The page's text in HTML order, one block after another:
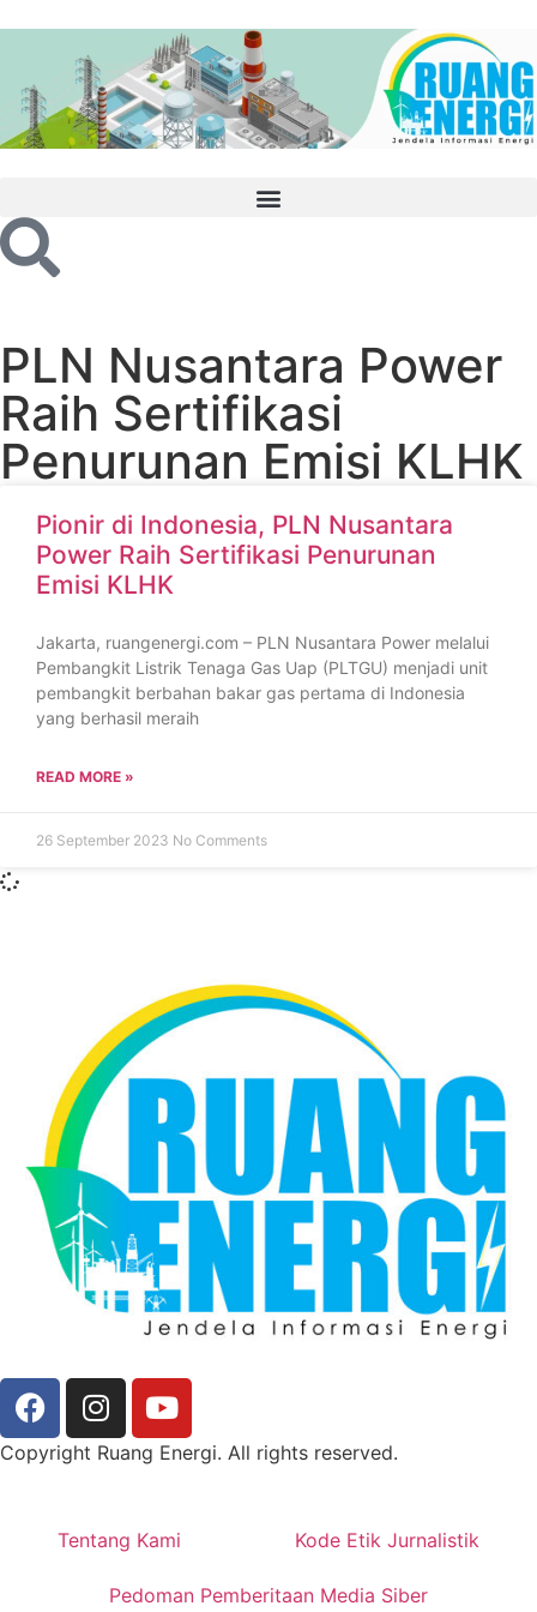
PLN Nusantara Power
Raih Sertifikasi
Penurunan Emisi KLHK
Pionir di Indonesia, PLN Nusantara
Power Raih Sertifikasi Penurunan
Emisi KLHK
Jakarta, ruangenergi.com – PLN Nusantara Power melalui
Pembangkit Listrik Tenaga Gas Uap (PLTGU) menjadi unit
pembangkit berbahan bakar gas pertama di Indonesia
yang berhasil meraih
READ MORE »
26 September 2023 No Comments
Copyright Ruang Energi. All rights reserved.
Tentang Kami Kode Etik Jurnalistik
Pedoman Pemberitaan Media Siber